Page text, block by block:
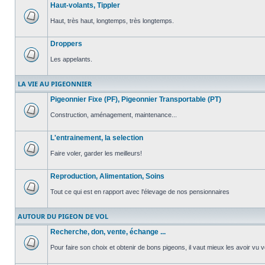
non
message
non
Haut-volants, Tippler
Haut, très haut, longtemps, très longtemps.
message
non
lu
Droppers
Les appelants.
LA VIE AU PIGEONNIER
message
non
Pigeonnier Fixe (PF), Pigeonnier Transportable (PT)
Construction, aménagement, maintenance...
message
non
L'entrainement, la selection
Faire voler, garder les meilleurs!
message
non
lu
Reproduction, Alimentation, Soins
Tout ce qui est en rapport avec l'élevage de nos pensionnaires
AUTOUR DU PIGEON DE VOL
message
Recherche, don, vente, échange ...
Pour faire son choix et obtenir de bons pigeons, il vaut mieux les avoir vu